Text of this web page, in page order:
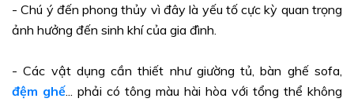
- Chú ý đến phong thủy vì đây là yếu tố cực kỳ quan trọng
ảnh hưởng đến sinh khí của gia đình.
- Các vật dụng cần thiết như giường tủ, bàn ghế sofa,
đệm ghế ... phải có tông màu hài hòa với tổng thể không